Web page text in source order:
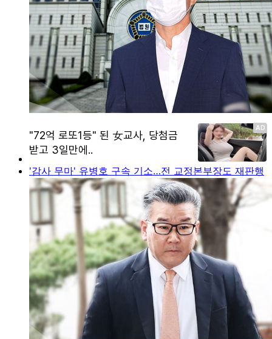
'감사 무마' 유병호 구속 기소…전 교정본부장도 재판행